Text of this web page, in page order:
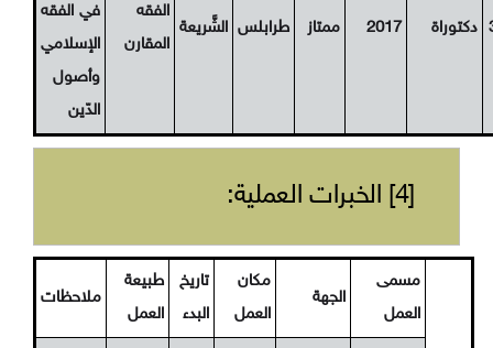
دكتوراة 2017 ممتاز طرابلس الشَّريعة
الفقه
المقارن
في الفقه
الإسلامي
وأصول
الدّين
[4] الخبرات العملية:
مسمى
العمل
الجهة
مكان
العمل
تاريخ
البدء
طبيعة
العمل
ملاحظات